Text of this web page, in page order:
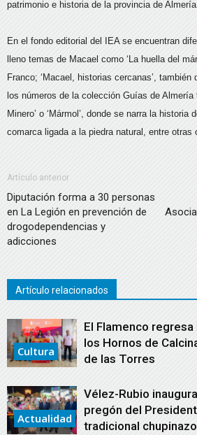
patrimonio e historia de la provincia de
En el fondo editorial del IEA se encuentran
lleno temas de Macael como ‘La huella del
Franco; ‘Macael, historias cercanas’,
los números de la colección Guías de Almería
Minero’ o ‘Mármol’, donde se narra la
comarca ligada a la piedra natural, entre otras
Artículo anterior
Diputación forma a 30 personas
en La Legión en prevención de
drogodependencias y
adicciones
Artículo relacionados
Cultura
El Flamenco
los Hornos de
de las Torres
Actualidad
Vélez-Rubio
pregón del
tradicional chupinazo